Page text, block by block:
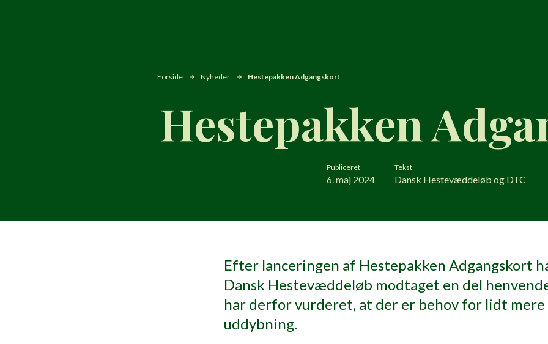
Forside Nyheder Hestepakken Adgangskort
Hestepakken
Publiceret
6. maj 2024
Tekst
Dansk Hestevæddeløb og DTC
Efter lanceringen af Hestepakken Adgangskort
Dansk Hestevæddeløb modtaget en del
har derfor vurderet, at der er behov for lidt mere
uddybning.